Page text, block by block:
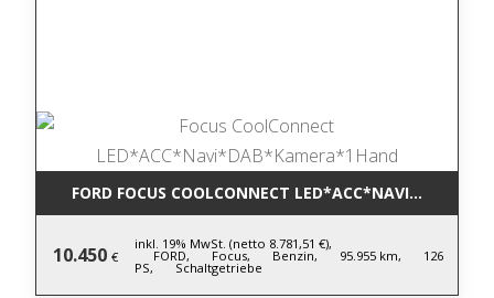
FORD FOCUS COOLCONNECT
10.450 €
inkl. 19% MwSt. (netto 8.781,51 €),
FORD, Focus, Benzin, 95.955 km, 126
PS, Schaltgetriebe